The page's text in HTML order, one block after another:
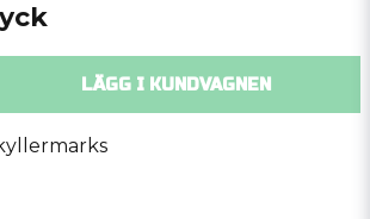
LÄGG I KUNDVAGNEN